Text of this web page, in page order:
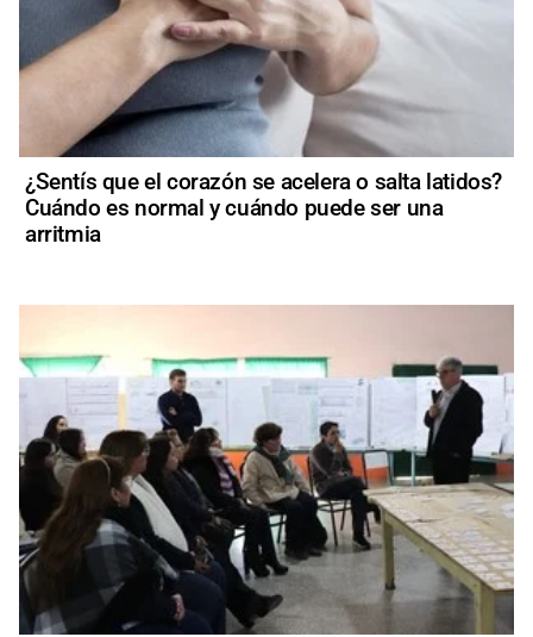
¿Sentís que el corazón se acelera o salta latidos?
Cuándo es normal y cuándo puede ser una
arritmia